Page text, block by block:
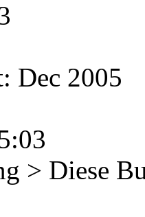
Dec 2005
> Diese